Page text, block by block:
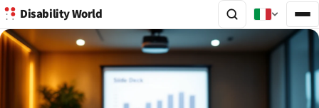
Disability World